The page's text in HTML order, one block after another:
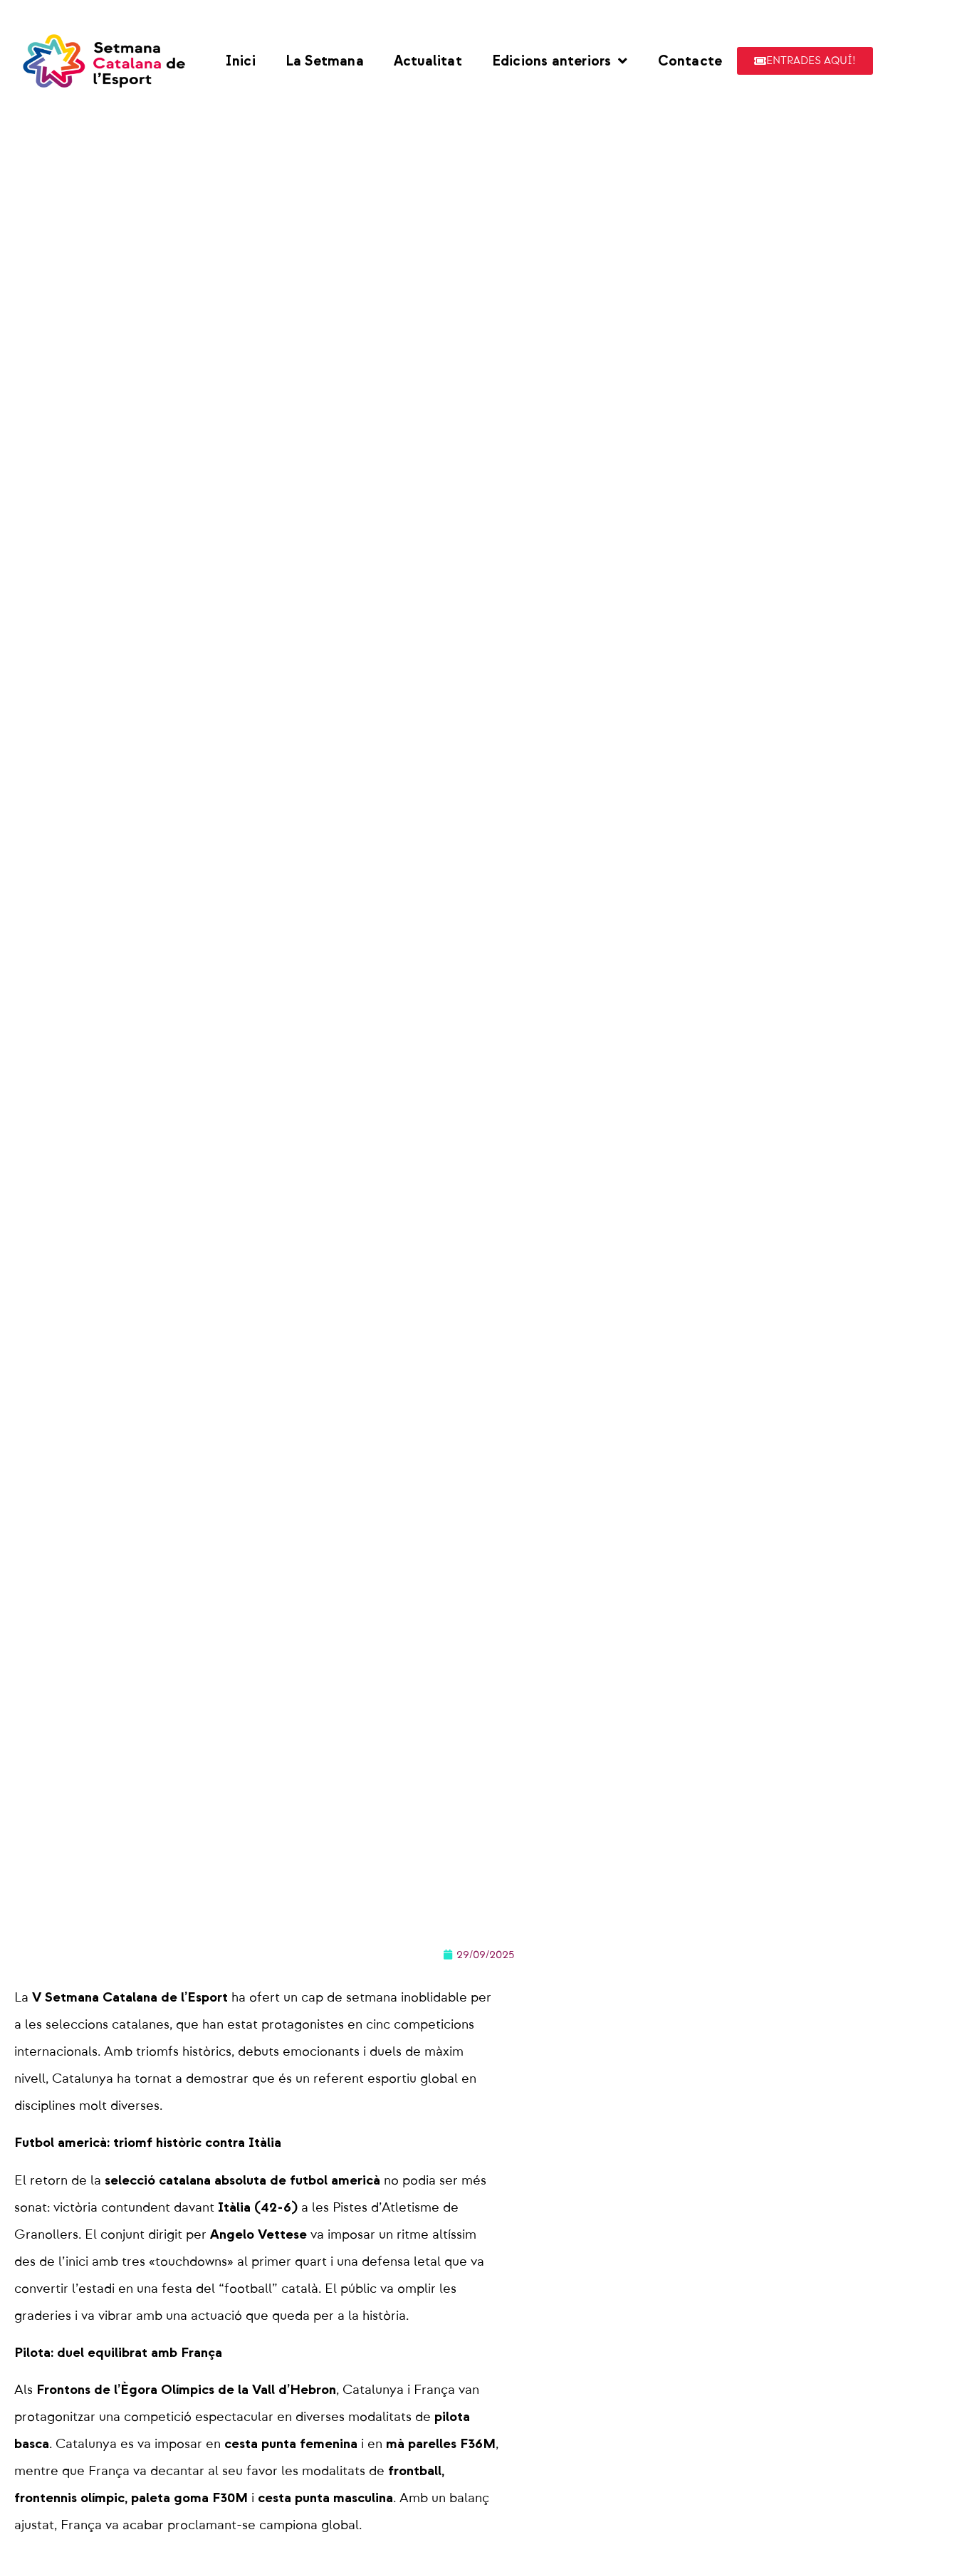
Inici La Setmana Actualitat Edicions anteriors Contacte ENTRADES AQUÍ!
29/09/2025
La V Setmana Catalana de l’Esport ha ofert un cap de setmana inoblidable per
a les seleccions catalanes, que han estat protagonistes en cinc competicions
internacionals. Amb triomfs històrics, debuts emocionants i duels de màxim
nivell, Catalunya ha tornat a demostrar que és un referent esportiu global en
disciplines molt diverses.
Futbol americà: triomf històric contra Itàlia
El retorn de la selecció catalana absoluta de futbol americà no podia ser més
sonat: victòria contundent davant Itàlia (42-6) a les Pistes d’Atletisme de
Granollers. El conjunt dirigit per Angelo Vettese va imposar un ritme altíssim
des de l’inici amb tres «touchdowns» al primer quart i una defensa letal que va
convertir l’estadi en una festa del “football” català. El públic va omplir les
graderies i va vibrar amb una actuació que queda per a la història.
Pilota: duel equilibrat amb França
Als Frontons de l’Ègora Olímpics de la Vall d’Hebron, Catalunya i França van
protagonitzar una competició espectacular en diverses modalitats de pilota
basca. Catalunya es va imposar en cesta punta femenina i en mà parelles F36M,
mentre que França va decantar al seu favor les modalitats de frontball,
frontennis olímpic, paleta goma F30M i cesta punta masculina. Amb un balanç
ajustat, França va acabar proclamant-se campiona global.